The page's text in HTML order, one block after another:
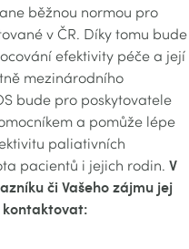
běžnou normou pro
v ČR. Díky tomu bude
efektivity péče a její
mezinárodního
bude pro poskytovatele
a pomůže lépe
paliativních
pacientů i jejich rodin. V
či Vašeho zájmu jej
kontaktovat: